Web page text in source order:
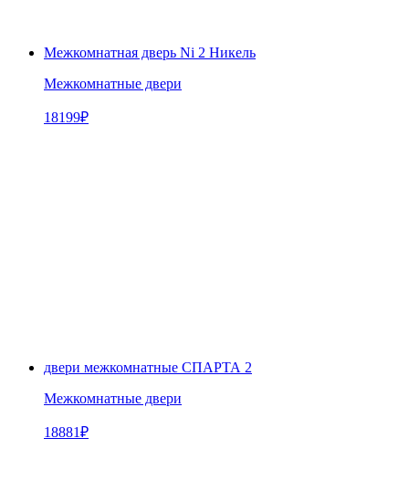
Межкомнатная дверь Ni 2 Никель
Межкомнатные двери
18199₽
двери межкомнатные СПАРТА 2
Межкомнатные двери
18881₽